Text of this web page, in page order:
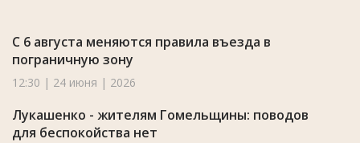
С 6 августа меняются правила въезда в
пограничную зону
12:30 | 24 июня | 2026
Лукашенко - жителям Гомельщины: поводов
для беспокойства нет